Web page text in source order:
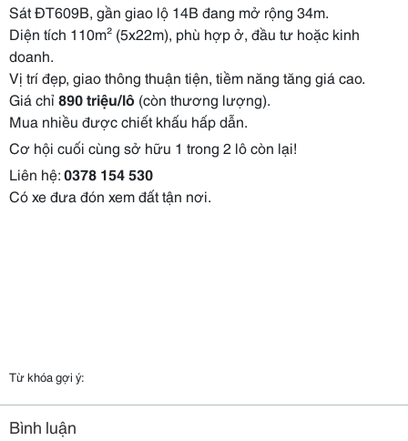
Sát ĐT609B, gần giao lộ 14B đang mở rộng 34m.
Diện tích 110m² (5x22m), phù hợp ở, đầu tư hoặc kinh
doanh.
Vị trí đẹp, giao thông thuận tiện, tiềm năng tăng giá cao.
Giá chỉ890 triệu/lô (còn thương lượng).
Mua nhiều được chiết khấu hấp dẫn.
Cơ hội cuối cùng sở hữu 1 trong 2 lô còn lại!
Liên hệ:0378 154 530
Có xe đưa đón xem đất tận nơi.
Từ khóa gợi ý:
Bình luận